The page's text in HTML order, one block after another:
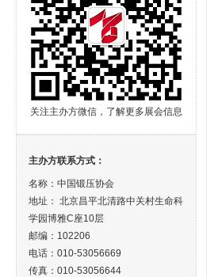
关注主办方微信，了解更多展会信息
主办方联系方式：
名称：中国锻压协会
地址： 北京昌平北清路中关村生命科
学园博雅C座10层
邮编：102206
电话：010-53056669
传真：010-53056644